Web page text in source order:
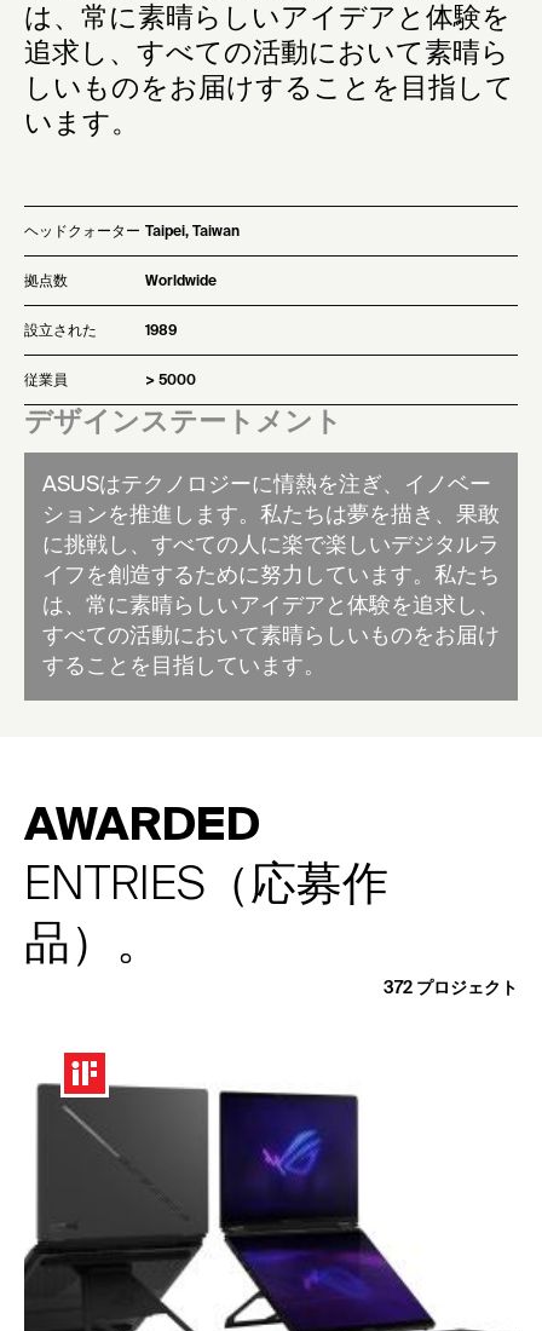
は、常に素晴らしいアイデアと体験を
追求し、すべての活動において素晴ら
しいものをお届けすることを目指して
います。
ヘッドクォーター Taipei, Taiwan
拠点数 Worldwide
設立された 1989
従業員 > 5000
デザインステートメント
ASUSはテクノロジーに情熱を注ぎ、イノベー
ションを推進します。私たちは夢を描き、果敢
に挑戦し、すべての人に楽で楽しいデジタルラ
イフを創造するために努力しています。私たち
は、常に素晴らしいアイデアと体験を追求し、
すべての活動において素晴らしいものをお届け
することを目指しています。
AWARDED
ENTRIES（応募作
品）。
372 プロジェクト